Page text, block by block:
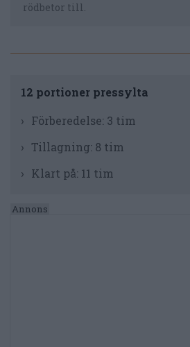
rödbetor till.
12 portioner pressylta
Förberedelse: 3 tim
Tillagning: 8 tim
Klart på: 11 tim